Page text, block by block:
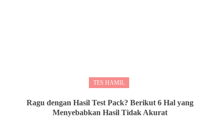
TES HAMIL
Ragu dengan Hasil Test Pack? Berikut 6 Hal yang
Menyebabkan Hasil Tidak Akurat